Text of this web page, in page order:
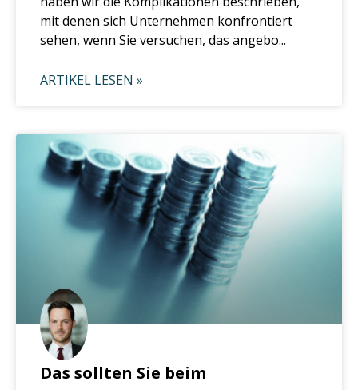
mit denen sich Unternehmen konfrontiert
sehen, wenn Sie versuchen, das angebo...
ARTIKEL LESEN »
Das sollten Sie beim